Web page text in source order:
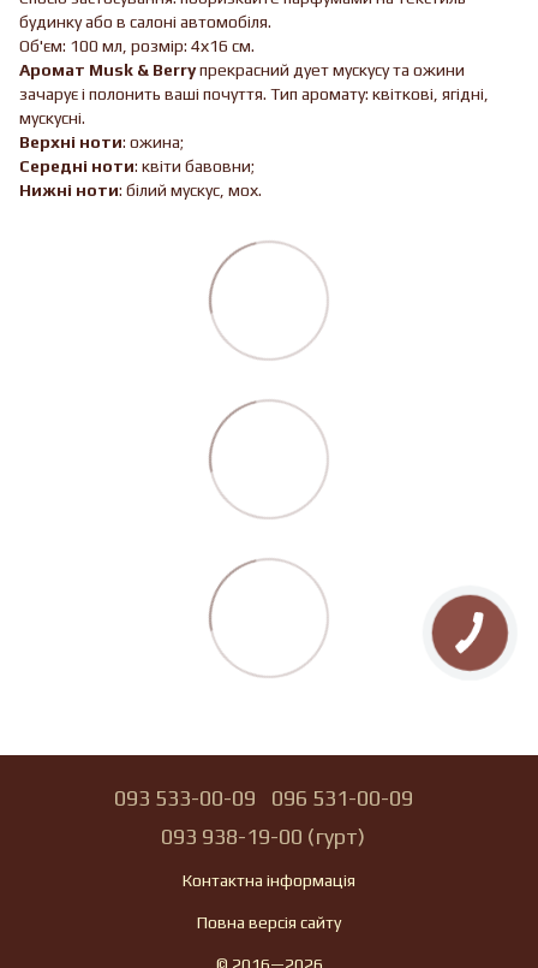
будинку або в салоні автомобіля.
Об'єм: 100 мл, розмір: 4х16 см.
Аромат Musk & Berryпрекрасний дует мускусу та ожини
зачарує і полонить ваші почуття. Тип аромату: квіткові, ягідні,
мускусні.
Верхні ноти: ожина;
Середні ноти: квіти бавовни;
Нижні ноти: білий мускус, мох.
093 533-00-09
096 531-00-09
093 938-19-00 (гурт)
Контактна інформація
Повна версія сайту